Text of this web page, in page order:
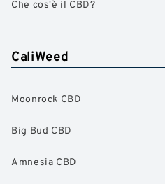
Che cos'è il CBD?
CaliWeed
Moonrock CBD
Big Bud CBD
Amnesia CBD